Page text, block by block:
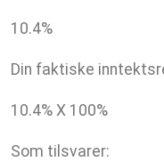
10.4%
Din faktiske
10.4% X 100%
Som tilsvarer: